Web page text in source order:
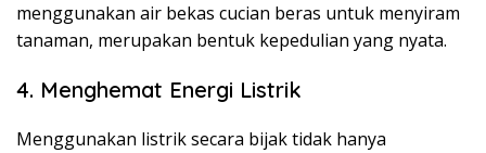
menggunakan air bekas cucian beras untuk menyiram
tanaman, merupakan bentuk kepedulian yang nyata.
4. Menghemat Energi Listrik
Menggunakan listrik secara bijak tidak hanya